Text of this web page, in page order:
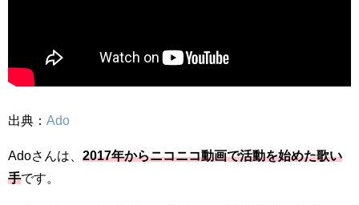
出典： Ado
Adoさんは、 2017年からニコニコ動画で活動を始めた歌い
手です。